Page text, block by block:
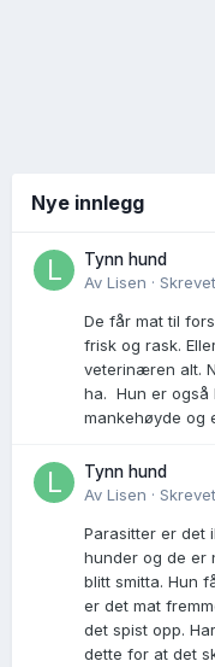
Nye innlegg
Tynn hund
Av Lisen · Skrevet
De får mat til
frisk og rask.
veterinæren alt.
ha. Hun er også
mankehøyde og
Tynn hund
Av Lisen · Skrevet
Parasitter er det
hunder og de er
blitt smitta. Hun
er det mat
det spist opp.
dette for at det